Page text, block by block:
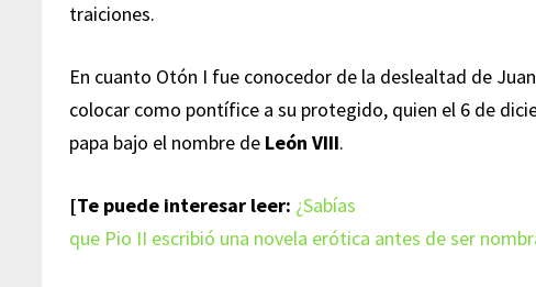
traiciones.
En cuanto Otón I fue conocedor de la deslealtad de
colocar como pontífice a su protegido, quien el 6 de
papa bajo el nombre de León VIII.
[Te puede interesar leer: ¿Sabías
que Pio II escribió una novela erótica antes de ser